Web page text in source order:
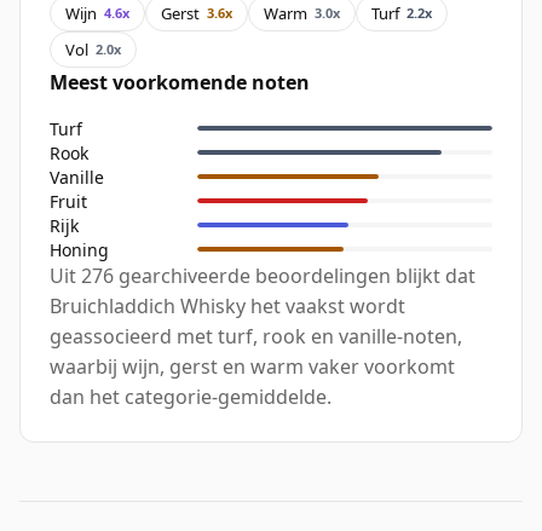
Wijn 4.6x Gerst 3.6x Warm 3.0x Turf 2.2x
Vol 2.0x
Meest voorkomende noten
Turf
Rook
Vanille
Fruit
Rijk
Honing
Uit 276 gearchiveerde beoordelingen blijkt dat
Bruichladdich Whisky het vaakst wordt
geassocieerd met turf, rook en vanille-noten,
waarbij wijn, gerst en warm vaker voorkomt
dan het categorie-gemiddelde.